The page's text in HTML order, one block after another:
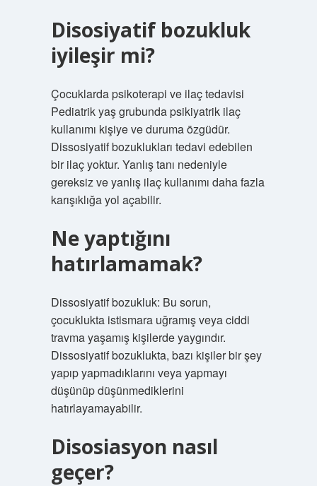
Disosiyatif bozukluk
iyileşir mi?
Çocuklarda psikoterapi ve ilaç tedavisi
Pediatrik yaş grubunda psikiyatrik ilaç
kullanımı kişiye ve duruma özgüdür.
Dissosiyatif bozuklukları tedavi edebilen
bir ilaç yoktur. Yanlış tanı nedeniyle
gereksiz ve yanlış ilaç kullanımı daha fazla
karışıklığa yol açabilir.
Ne yaptığını
hatırlamamak?
Dissosiyatif bozukluk: Bu sorun,
çocuklukta istismara uğramış veya ciddi
travma yaşamış kişilerde yaygındır.
Dissosiyatif bozuklukta, bazı kişiler bir şey
yapıp yapmadıklarını veya yapmayı
düşünüp düşünmediklerini
hatırlayamayabilir.
Disosiasyon nasıl
geçer?